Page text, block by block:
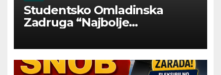
Studentsko Omladinska
Zadruga “Najbolje